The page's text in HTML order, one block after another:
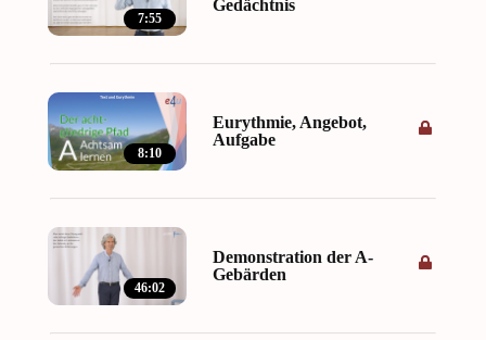
7:55
Gedächtnis
8:10
Eurythmie, Angebot,
Aufgabe
46:02
Demonstration der A-
Gebärden